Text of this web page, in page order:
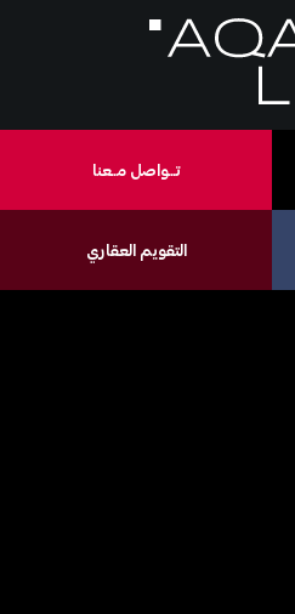
تـــواصل مــعنا
التقويم العقاري